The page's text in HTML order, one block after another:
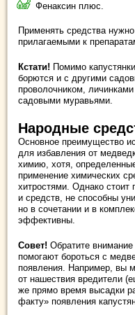
Фенаксин плюс.
Применять средства
прилагаемыми к
Кстати! Помимо
борются и с другими
проволочником,
садовыми муравьями.
Народные
Основное преимущество
для избавления от
химию, хотя,
применение химических
хитростями. Однако стоит
и средств, не способны
но в сочетании и в
эффективны.
Совет! Обратите
помогают бороться с
появления. Например, вы
от нашествия вредители
же прямо время высадки
факту» появления